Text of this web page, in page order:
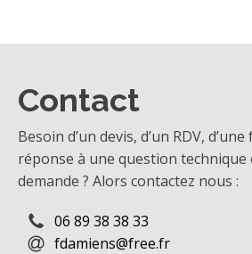
Contact
Besoin d’un devis, d’un RDV,
réponse à une question
demande ? Alors contactez nous :
06 89 38 38 33
fdamiens@free.fr